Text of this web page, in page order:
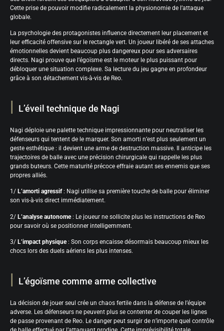
Cette prise de pouvoir modifie radicalement la physionomie de l’attaque
globale.
La psychologie des protagonistes influence directement leur placement et
leur efficacité offensive sur le rectangle vert. Un joueur libéré de ses attaches
émotionnelles devient beaucoup plus dangereux pour ses adversaires
directs. Nagi prouve que l’égoïsme est le moteur le plus puissant pour
débloquer une situation complexe. Sa lecture du jeu gagne en profondeur
grâce à son détachement vis-à-vis de Reo.
L’éveil technique de Nagi
Nagi déploie une palette technique impressionnante pour neutraliser les
défenseurs qui tentent de le marquer. Son amorti n’est plus seulement un
geste esthétique : il devient une arme de destruction massive. Il anticipe les
trajectoires de balle avec une précision chirurgicale qui rappelle les plus
grands buteurs. Cette maturité précoce effraie autant ses ennemis que ses
propres alliés.
1/ L’amorti agressif: Nagi utilise sa première touche de balle pour éliminer
son vis-à-vis direct immédiatement.
2/ L’analyse autonome: Le joueur ne sollicite plus les instructions de Reo
pour savoir où se positionner intelligemment.
3/ L’impact physique: Son corps encaisse désormais beaucoup mieux les
chocs lors des duels aériens les plus intenses.
L’égoïsme comme arme collective
La décision de jouer seul crée un chaos fertile dans la défense de l’équipe
adverse. Les défenseurs ne peuvent plus se contenter de couper les lignes
de passe provenant de Reo. Le danger peut surgir de n’importe quel contrôle